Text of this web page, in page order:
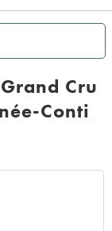
Cru
Conti